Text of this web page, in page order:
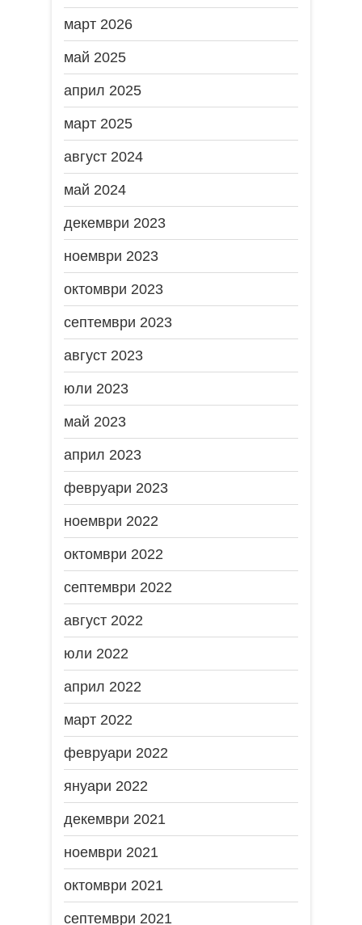
март 2026
май 2025
април 2025
март 2025
август 2024
май 2024
декември 2023
ноември 2023
октомври 2023
септември 2023
август 2023
юли 2023
май 2023
април 2023
февруари 2023
ноември 2022
октомври 2022
септември 2022
август 2022
юли 2022
април 2022
март 2022
февруари 2022
януари 2022
декември 2021
ноември 2021
октомври 2021
септември 2021